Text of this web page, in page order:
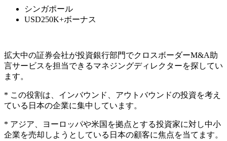
シンガポール
USD250K+ボーナス
拡大中の証券会社が投資銀行部門でクロスボーダーM&A助
言サービスを担当できるマネジングディレクターを探してい
ます。
* この役割は、インバウンド、アウトバウンドの投資を考え
ている日本の企業に集中しています。
* アジア、ヨーロッパや米国を拠点とする投資家に対し中小
企業を売却しようとしている日本の顧客に焦点を当てます。